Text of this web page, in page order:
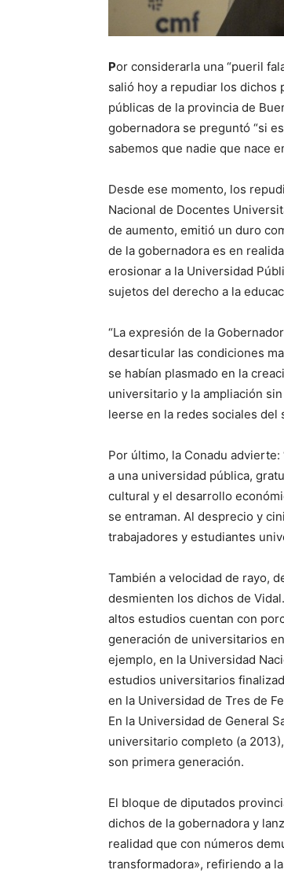
Por considerarla una “pueril
salió hoy a repudiar los dichos
públicas de la provincia de
gobernadora se preguntó “si
sabemos que nadie que nace
Desde ese momento, los
Nacional de Docentes
de aumento, emitió un duro
de la gobernadora es en
erosionar a la Universidad
sujetos del derecho a la
“La expresión de la
desarticular las condiciones
se habían plasmado en la
universitario y la ampliación
leerse en la redes sociales del
Por último, la Conadu
a una universidad pública,
cultural y el desarrollo
se entraman. Al desprecio y
trabajadores y estudiantes
También a velocidad de rayo,
desmienten los dichos de
altos estudios cuentan con
generación de universitarios
ejemplo, en la Universidad
estudios universitarios
en la Universidad de Tres de
En la Universidad de General
universitario completo (a
son primera generación.
El bloque de diputados
dichos de la gobernadora y
realidad que con números
transformadora», refiriendo a